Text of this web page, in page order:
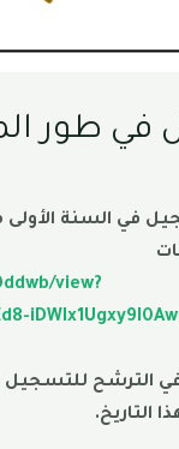
فئة 80% شعبة
السنة الأولى
view?